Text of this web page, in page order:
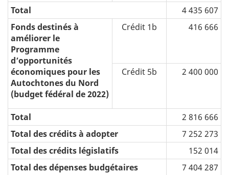
Total
4 435 607
Fonds destinés à
améliorer le
Programme
d’opportunités
économiques pour les
Autochtones du Nord
(budget fédéral de 2022)
Crédit 1b 416 666
Crédit 5b 2 400 000
Total
2 816 666
Total des crédits à adopter
7 252 273
Total des crédits législatifs
152 014
Total des dépenses budgétaires
7 404 287